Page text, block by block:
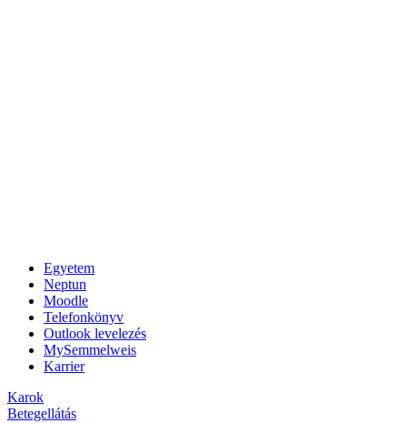
Egyetem
Neptun
Moodle
Telefonkönyv
Outlook levelezés
MySemmelweis
Karrier
Karok
Betegellátás